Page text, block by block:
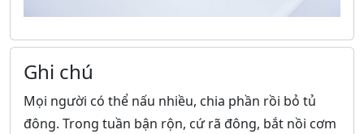
Ghi chú
Mọi người có thể nấu nhiều, chia phần rồi bỏ tủ
đông. Trong tuần bận rộn, cứ rã đông, bắt nồi cơm